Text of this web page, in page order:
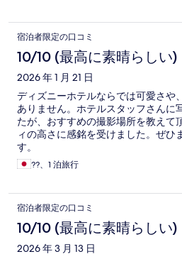
宿泊者限定の口コミ
10/10 (最高に素晴らしい)
2026 年 1 月 21 日
ディズニーホテルならでは可愛さや
ありません。ホテルスタッフさんに
たが、おすすめの撮影場所を教えて
ィの高さに感銘を受けました。ぜひ
す。
??、1 泊旅行
宿泊者限定の口コミ
10/10 (最高に素晴らしい)
2026 年 3 月 13 日